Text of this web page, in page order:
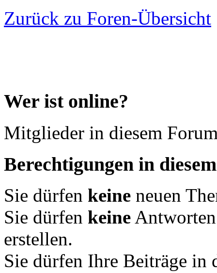
Zurück zu Foren-Übersicht
Wer ist online?
Mitglieder in diesem
Berechtigungen in
Sie dürfen keine neuen
Sie dürfen keine
erstellen.
Sie dürfen Ihre Beiträge in